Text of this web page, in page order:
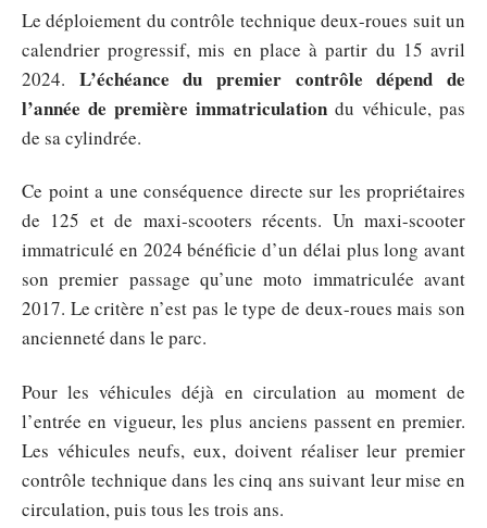
Le déploiement du contrôle technique deux-roues suit un
calendrier progressif, mis en place à partir du 15 avril
2024. L’échéance du premier contrôle dépend de
l’année de première immatriculation du véhicule, pas
de sa cylindrée.
Ce point a une conséquence directe sur les propriétaires
de 125 et de maxi-scooters récents. Un maxi-scooter
immatriculé en 2024 bénéficie d’un délai plus long avant
son premier passage qu’une moto immatriculée avant
2017. Le critère n’est pas le type de deux-roues mais son
ancienneté dans le parc.
Pour les véhicules déjà en circulation au moment de
l’entrée en vigueur, les plus anciens passent en premier.
Les véhicules neufs, eux, doivent réaliser leur premier
contrôle technique dans les cinq ans suivant leur mise en
circulation, puis tous les trois ans.